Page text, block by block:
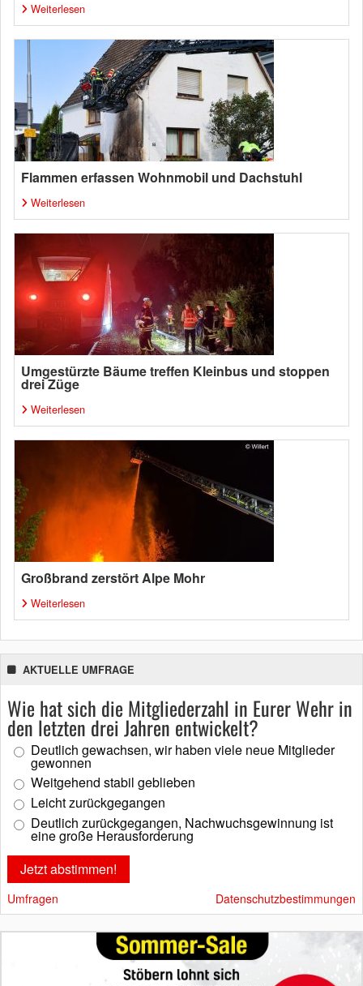
Weiterlesen
Flammen erfassen Wohnmobil und Dachstuhl
Weiterlesen
Umgestürzte Bäume treffen Kleinbus und stoppen
drei Züge
Weiterlesen
Großbrand zerstört Alpe Mohr
Weiterlesen
AKTUELLE UMFRAGE
Wie hat sich die Mitgliederzahl in Eurer Wehr in
den letzten drei Jahren entwickelt?
Deutlich gewachsen, wir haben viele neue Mitglieder
gewonnen
Weitgehend stabil geblieben
Leicht zurückgegangen
Deutlich zurückgegangen, Nachwuchsgewinnung ist
eine große Herausforderung
Umfragen Datenschutzbestimmungen